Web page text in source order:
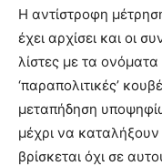
Η αντίστροφη
έχει αρχίσει και οι
λίστες με τα
‘παραπολιτικές’
μεταπήδηση
μέχρι να
βρίσκεται όχι σε